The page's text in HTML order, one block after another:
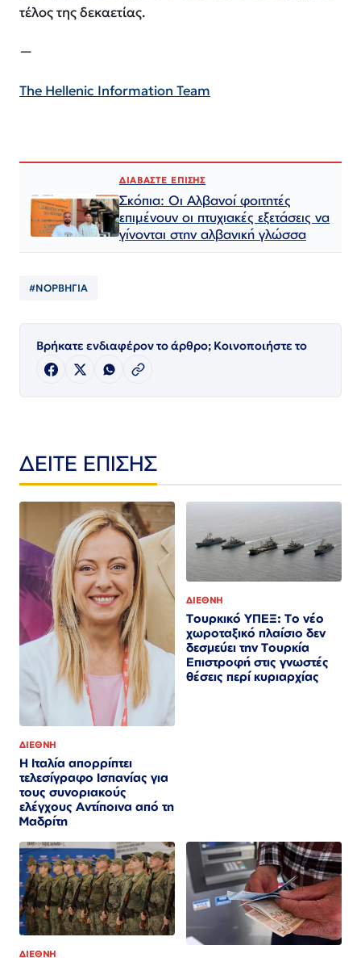
τέλος της δεκαετίας.
—
The Hellenic Information Team
ΔΙΑΒΑΣΤΕ ΕΠΙΣΗΣ
Σκόπια: Οι Αλβανοί φοιτητές
επιμένουν οι πτυχιακές εξετάσεις να
γίνονται στην αλβανική γλώσσα
#ΝΟΡΒΗΓΙΑ
Βρήκατε ενδιαφέρον το άρθρο; Κοινοποιήστε το
ΔΕΙΤΕ ΕΠΙΣΗΣ
ΔΙΕΘΝΗ
Η Ιταλία απορρίπτει
τελεσίγραφο Ισπανίας για
τους συνοριακούς
ελέγχους Αντίποινα από τη
Μαδρίτη
ΔΙΕΘΝΗ
Τουρκικό ΥΠΕΞ: Το νέο
χωροταξικό πλαίσιο δεν
δεσμεύει την Τουρκία
Επιστροφή στις γνωστές
θέσεις περί κυριαρχίας
ΔΙΕΘΝΗ